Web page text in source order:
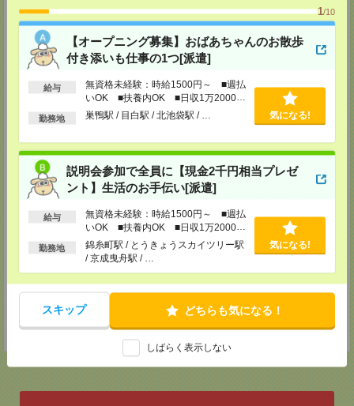
1/10
【オープニング募集】おばあちゃんのお散歩
付き添いも仕事の1つ[派遣]
給与
無資格未経験：時給1500円～ ■週払
いOK ■扶養内OK ■日収1万2000円
以上
勤務地 巣鴨駅 / 目白駅 / 北池袋駅 / … 気になる!
説明会参加で全員に【現金2千円相当プレゼ
ント】生活のお手伝い[派遣]
給与
無資格未経験：時給1500円～ ■週払
いOK ■扶養内OK ■日収1万2000円
以上
勤務地
錦糸町駅 / とうきょうスカイツリー駅
/ 京成曳舟駅 / …
気になる!
スキップ どちらも気になる！
しばらく表示しない
東京都新宿区新宿2-3-10 新宿御苑ビル6階
TEL：0120-457-235
MAIL：tenshoku@nikken-ts.jp
担当：採用担当
メディカルケア事業部 立川事業所
東京都立川市錦町1-12-14
TEL：0120-934-200
tenshoku@nikken-ts.jp
担当：採用担当
メディカルケア事業部 町田オフィス
東京都町田市森野1-7-23 大樹生命町田ビル6F
TEL：0120-453-285
MAIL：tenshoku@nikken-ts.jp
担当：採用担当
メディカルケア事業部 横浜オフィス
神奈川県横浜市保土ケ谷区神戸町134 横浜ビジネスパークサウスタワー
2F B区画
TEL：0120-901-799
MAIL：tenshoku@nikken-ts.jp
担当：採用担当
登録交通費
★今ならご来社登録でQUOカード2000円分をプレゼント中★